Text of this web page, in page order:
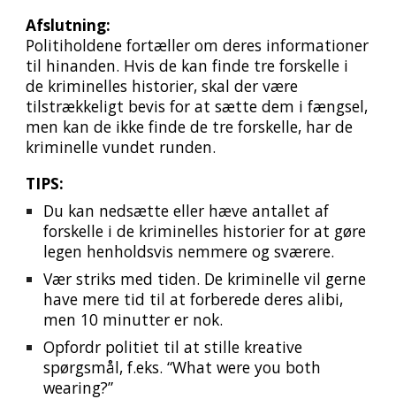
Afslutning:
Politiholdene fortæller om deres informationer
til hinanden. Hvis de kan finde tre forskelle i
de kriminelles historier, skal der være
tilstrækkeligt bevis for at sætte dem i fængsel,
men kan de ikke finde de tre forskelle, har de
kriminelle vundet runden.
TIPS:
Du kan nedsætte eller hæve antallet af
forskelle i de kriminelles historier for at gøre
legen henholdsvis nemmere og sværere.
Vær striks med tiden. De kriminelle vil gerne
have mere tid til at forberede deres alibi,
men 10 minutter er nok.
Opfordr politiet til at stille kreative
spørgsmål, f.eks.“What were you both
wearing?”